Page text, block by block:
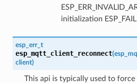
initialization
esp_err_t
esp_mqtt_client_reconnect(
client)
This api is typically used to